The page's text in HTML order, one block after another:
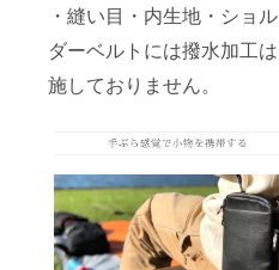
・縫い目・内生地・ショル
ダーベルトには撥水加工は
施しておりません。